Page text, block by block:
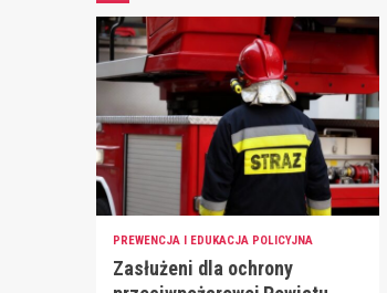
PREWENCJA I EDUKACJA POLICYJNA
Zasłużeni dla ochrony